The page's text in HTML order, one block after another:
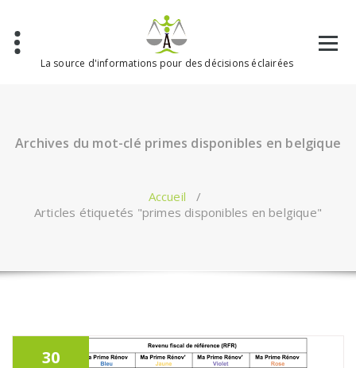
contenu
La source d'informations pour des décisions éclairées
Archives du mot-clé primes disponibles en belgique
Accueil /
Articles étiquetés "primes disponibles en belgique"
30